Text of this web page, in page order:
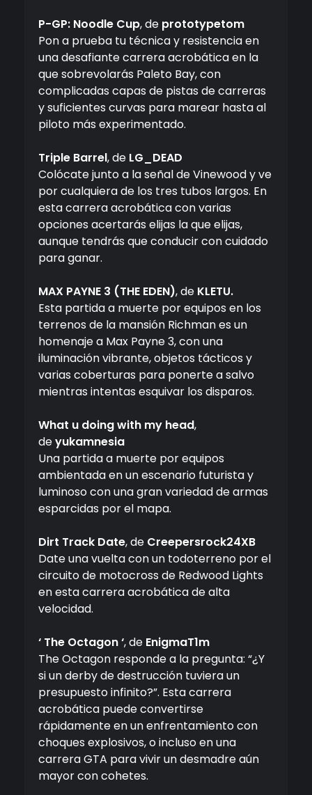
P-GP: Noodle Cup, de prototypetom
Pon a prueba tu técnica y resistencia en
una desafiante carrera acrobática en la
que sobrevolarás Paleto Bay, con
complicadas capas de pistas de carreras
y suficientes curvas para marear hasta al
piloto más experimentado.
Triple Barrel, de LG_DEAD
Colócate junto a la señal de Vinewood y ve
por cualquiera de los tres tubos largos. En
esta carrera acrobática con varias
opciones acertarás elijas la que elijas,
aunque tendrás que conducir con cuidado
para ganar.
MAX PAYNE 3 (THE EDEN), de KLETU.
Esta partida a muerte por equipos en los
terrenos de la mansión Richman es un
homenaje a Max Payne 3, con una
iluminación vibrante, objetos tácticos y
varias coberturas para ponerte a salvo
mientras intentas esquivar los disparos.
What u doing with my head,
deyukamnesia
Una partida a muerte por equipos
ambientada en un escenario futurista y
luminoso con una gran variedad de armas
esparcidas por el mapa.
Dirt Track Date, de Creepersrock24XB
Date una vuelta con un todoterreno por el
circuito de motocross de Redwood Lights
en esta carrera acrobática de alta
velocidad.
‘ The Octagon ‘, de EnigmaT1m
The Octagon responde a la pregunta: “¿Y
si un derby de destrucción tuviera un
presupuesto infinito?”. Esta carrera
acrobática puede convertirse
rápidamente en un enfrentamiento con
choques explosivos, o incluso en una
carrera GTA para vivir un desmadre aún
mayor con cohetes.